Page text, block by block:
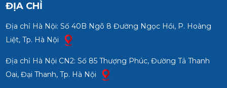
ĐỊA CHỈ
Địa chỉ Hà Nội: Số 40B Ngõ 8 Đường Ngọc Hồi, P. Hoàng
Liệt, Tp. Hà Nội
Địa chỉ Hà Nội CN2: Số 85 Thượng Phúc, Đường Tả Thanh
Oai, Đại Thanh, Tp. Hà Nội